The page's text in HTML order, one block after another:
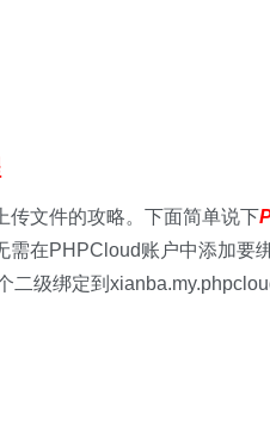
传文件的攻略。下面简单说下
在PHPCloud账户中添加要
级绑定到